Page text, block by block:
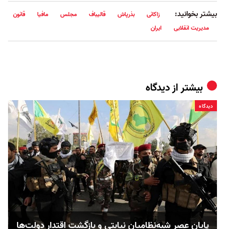
بیشتر بخوانید: زاکانی بذرپاش قالیباف مجلس مافیا
قانون
مدیریت انقلابی
ایران
بیشتر ازدیدگاه
دیدگاه
پایان عصر شبه‌نظامیان نیابتی و بازگشت اقتدار دولت‌ها